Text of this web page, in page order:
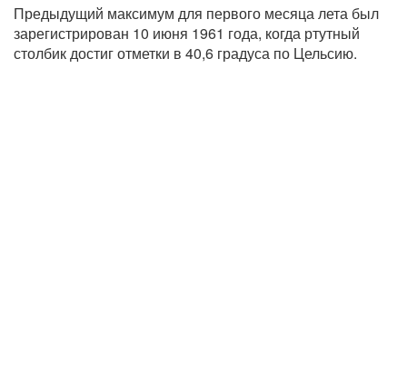
Предыдущий максимум для первого месяца лета был
зарегистрирован 10 июня 1961 года, когда ртутный
столбик достиг отметки в 40,6 градуса по Цельсию.